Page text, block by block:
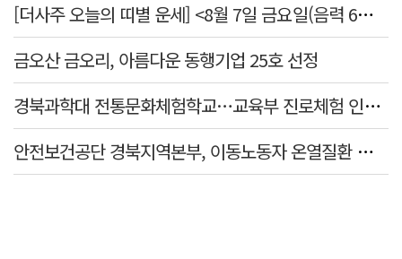
[더사주 오늘의 띠별 운세] <8월 7일 금요일(음력 6월25일)>
금오산 금오리, 아름다운 동행기업 25호 선정
경북과학대 전통문화체험학교…교육부 진로체험 인증기관 선정
안전보건공단 경북지역본부, 이동노동자 온열질환 예방 캠페인